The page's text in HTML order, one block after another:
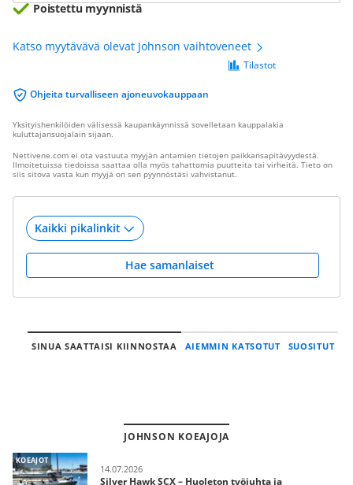
Poistettu myynnistä
Katso myytävävä olevat Johnson vaihtoveneet
Ohjeita turvalliseen ajoneuvokauppaan
Tilastot
Yksityishenkilöiden välisessä kaupankäynnissä sovelletaan kauppalakia
kuluttajansuojalain sijaan.
Nettivene.com ei ota vastuuta myyjän antamien tietojen paikkansapitävyydestä.
Ilmoitetuissa tiedoissa saattaa olla myös tahattomia puutteita tai virheitä. Tieto on
siis sitova vasta kun myyjä on sen pyynnöstäsi vahvistanut.
Hae samanlaiset
SINUA SAATTAISI KIINNOSTAA AIEMMIN KATSOTUT SUOSITUT
JOHNSON KOEAJOJA
KOEAJOT
14.07.2026
Silver Hawk SCX – Huoleton työjuhta ja